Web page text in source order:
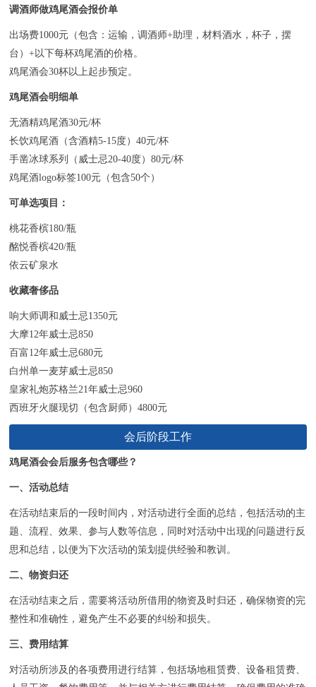
调酒师做鸡尾酒会报价单
出场费1000元（包含：运输，调酒师+助理，材料酒水，杯子，摆
台）+以下每杯鸡尾酒的价格。
鸡尾酒会30杯以上起步预定。
鸡尾酒会明细单
无酒精鸡尾酒30元/杯
长饮鸡尾酒（含酒精5-15度）40元/杯
手凿冰球系列（威士忌20-40度）80元/杯
鸡尾酒logo标签100元（包含50个）
可单选项目：
桃花香槟180/瓶
酩悦香槟420/瓶
依云矿泉水
收藏奢侈品
响大师调和威士忌1350元
大摩12年威士忌850
百富12年威士忌680元
白州单一麦芽威士忌850
皇家礼炮苏格兰21年威士忌960
西班牙火腿现切（包含厨师）4800元
会后阶段工作
鸡尾酒会会后服务包含哪些？
一、活动总结
在活动结束后的一段时间内，对活动进行全面的总结，包括活动的主
题、流程、效果、参与人数等信息，同时对活动中出现的问题进行反
思和总结，以便为下次活动的策划提供经验和教训。
二、物资归还
在活动结束之后，需要将活动所借用的物资及时归还，确保物资的完
整性和准确性，避免产生不必要的纠纷和损失。
三、费用结算
对活动所涉及的各项费用进行结算，包括场地租赁费、设备租赁费、